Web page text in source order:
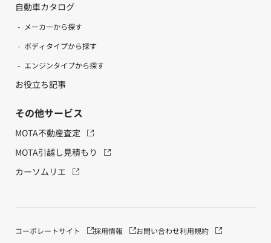
自動車カタログ
メーカーから探す
ボディタイプから探す
エンジンタイプから探す
お役立ち記事
その他サービス
MOTA不動産査定
MOTA引越し見積もり
カーソムリエ
コーポレートサイト 採用情報 お問い合わせ利用規約